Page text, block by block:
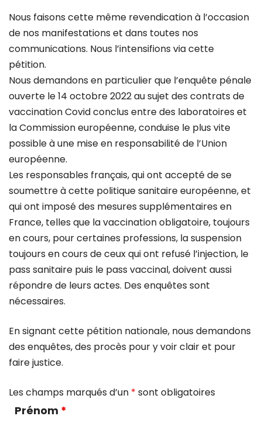
Nous faisons cette même revendication à l’occasion
de nos manifestations et dans toutes nos
communications. Nous l’intensifions via cette
pétition.
Nous demandons en particulier que l’enquête pénale
ouverte le 14 octobre 2022 au sujet des contrats de
vaccination Covid conclus entre des laboratoires et
la Commission européenne, conduise le plus vite
possible à une mise en responsabilité de l’Union
européenne.
Les responsables français, qui ont accepté de se
soumettre à cette politique sanitaire européenne, et
qui ont imposé des mesures supplémentaires en
France, telles que la vaccination obligatoire, toujours
en cours, pour certaines professions, la suspension
toujours en cours de ceux qui ont refusé l’injection, le
pass sanitaire puis le pass vaccinal, doivent aussi
répondre de leurs actes. Des enquêtes sont
nécessaires.
En signant cette pétition nationale, nous demandons
des enquêtes, des procès pour y voir clair et pour
faire justice.
Les champs marqués d’un * sont obligatoires
Prénom *